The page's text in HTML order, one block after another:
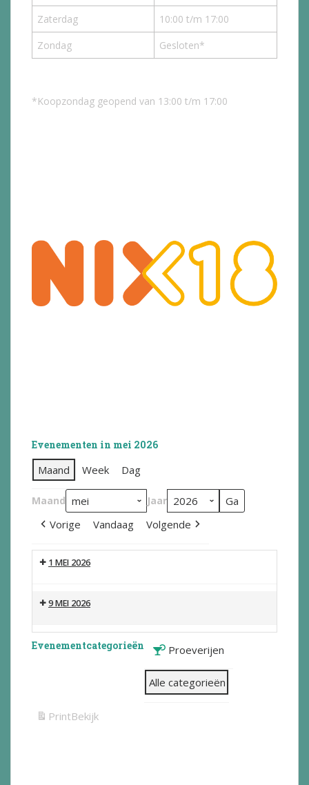
Zaterdag
10:00 t/m 17:00
Zondag
Gesloten*
*Koopzondag geopend van 13:00 t/m 17:00
Evenementen in mei 2026
Maand Week Dag
Maand Jaar
Vorige Vandaag Volgende
1 MEI 2026
9 MEI 2026
Evenementcategorieën Proeverijen
Alle categorieën
PrintBekijk